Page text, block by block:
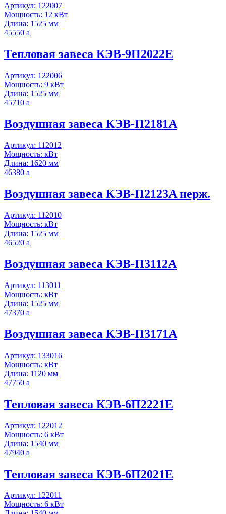
Артикул: 122007
Мощность: 12 кВт
Длина: 1525 мм
45550 a
Тепловая завеса КЭВ-9П2022Е
Артикул: 122006
Мощность: 9 кВт
Длина: 1525 мм
45710 a
Воздушная завеса КЭВ-П2181A
Артикул: 112012
Мощность: кВт
Длина: 1620 мм
46380 a
Воздушная завеса КЭВ-П2123A нерж.
Артикул: 112010
Мощность: кВт
Длина: 1525 мм
46520 a
Воздушная завеса КЭВ-П3112A
Артикул: 113011
Мощность: кВт
Длина: 1525 мм
47370 a
Воздушная завеса КЭВ-П3171A
Артикул: 133016
Мощность: кВт
Длина: 1120 мм
47750 a
Тепловая завеса КЭВ-6П2221E
Артикул: 122012
Мощность: 6 кВт
Длина: 1540 мм
47940 a
Тепловая завеса КЭВ-6П2021E
Артикул: 122011
Мощность: 6 кВт